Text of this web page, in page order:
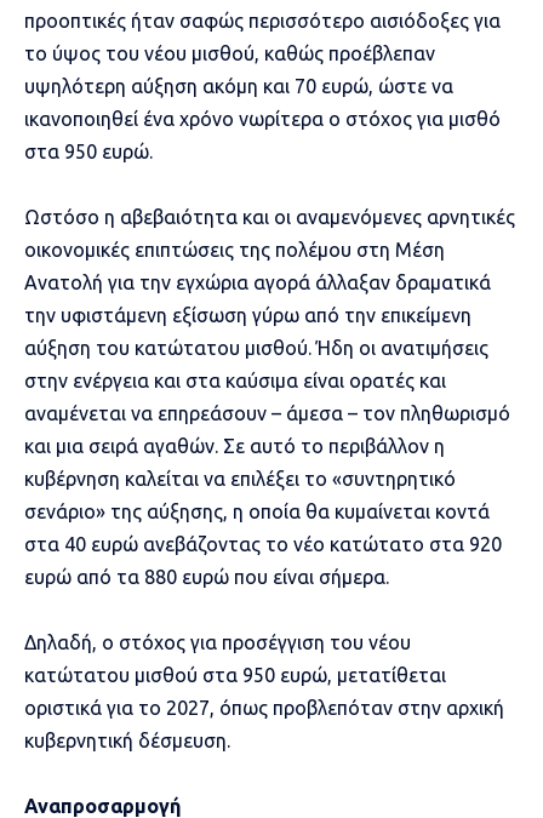
προοπτικές ήταν σαφώς περισσότερο αισιόδοξες για
το ύψος του νέου μισθού, καθώς προέβλεπαν
υψηλότερη αύξηση ακόμη και 70 ευρώ, ώστε να
ικανοποιηθεί ένα χρόνο νωρίτερα ο στόχος για μισθό
στα 950 ευρώ.
Ωστόσο η αβεβαιότητα και οι αναμενόμενες αρνητικές
οικονομικές επιπτώσεις της πολέμου στη Μέση
Ανατολή για την εγχώρια αγορά άλλαξαν δραματικά
την υφιστάμενη εξίσωση γύρω από την επικείμενη
αύξηση του κατώτατου μισθού. Ήδη οι ανατιμήσεις
στην ενέργεια και στα καύσιμα είναι ορατές και
αναμένεται να επηρεάσουν – άμεσα – τον πληθωρισμό
και μια σειρά αγαθών. Σε αυτό το περιβάλλον η
κυβέρνηση καλείται να επιλέξει το «συντηρητικό
σενάριο» της αύξησης, η οποία θα κυμαίνεται κοντά
στα 40 ευρώ ανεβάζοντας το νέο κατώτατο στα 920
ευρώ από τα 880 ευρώ που είναι σήμερα.
Δηλαδή, ο στόχος για προσέγγιση του νέου
κατώτατου μισθού στα 950 ευρώ, μετατίθεται
οριστικά για το 2027, όπως προβλεπόταν στην αρχική
κυβερνητική δέσμευση.
Αναπροσαρμογή